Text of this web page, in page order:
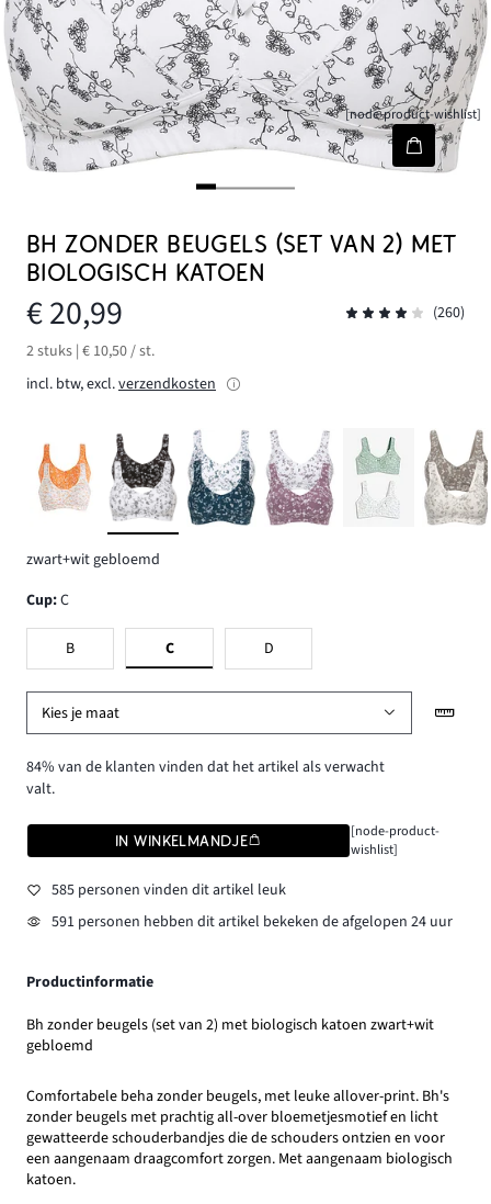
[node-product-wishlist]
BH ZONDER BEUGELS (SET VAN 2) MET
BIOLOGISCH KATOEN
€ 20,99
(260)
2 stuks | € 10,50 / st.
incl. btw, excl.verzendkosten
zwart+wit gebloemd
Cup:C
B C D
Kies je maat
84% van de klanten vinden dat het artikel als verwacht
valt.
IN WINKELMANDJE
[node-product-
wishlist]
585 personen vinden dit artikel leuk
591 personen hebben dit artikel bekeken de afgelopen 24 uur
Productinformatie
Bh zonder beugels (set van 2) met biologisch katoen zwart+wit
gebloemd
Comfortabele beha zonder beugels, met leuke allover-print. Bh's
zonder beugels met prachtig all-over bloemetjesmotief en licht
gewatteerde schouderbandjes die de schouders ontzien en voor
een aangenaam draagcomfort zorgen. Met aangenaam biologisch
katoen.